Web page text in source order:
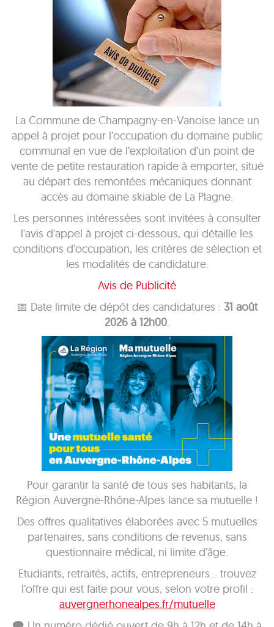
La Commune de Champagny-en-Vanoise lance un
appel à projet pour l’occupation du domaine public
communal en vue de l’exploitation d’un point de
vente de petite restauration rapide à emporter, situé
au départ des remontées mécaniques donnant
accès au domaine skiable de La Plagne.
Les personnes intéressées sont invitées à consulter
l'avis d'appel à projet ci-dessous, qui détaille les
conditions d'occupation, les critères de sélection et
les modalités de candidature.
Avis de Publicité
📅 Date limite de dépôt des candidatures : 31 août
2026 à 12h00.
Pour garantir la santé de tous ses habitants, la
Région Auvergne-Rhône-Alpes lance sa mutuelle !
Des offres qualitatives élaborées avec 5 mutuelles
partenaires, sans conditions de revenus, sans
questionnaire médical, ni limite d’âge.
Etudiants, retraités, actifs, entrepreneurs… trouvez
l’offre qui est faite pour vous, selon votre profil :
auvergnerhonealpes.fr/mutuelle